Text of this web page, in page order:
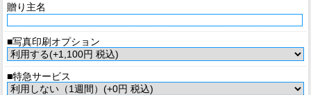
贈り主名
■写真印刷オプション
■特急サービス